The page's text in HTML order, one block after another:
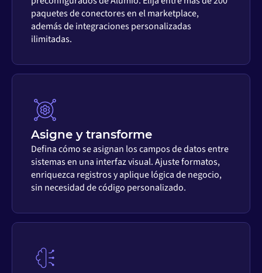
paquetes de conectores en el marketplace,
además de integraciones personalizadas
ilimitadas.
Asigne y transforme
Defina cómo se asignan los campos de datos entre
sistemas en una interfaz visual. Ajuste formatos,
enriquezca registros y aplique lógica de negocio,
sin necesidad de código personalizado.